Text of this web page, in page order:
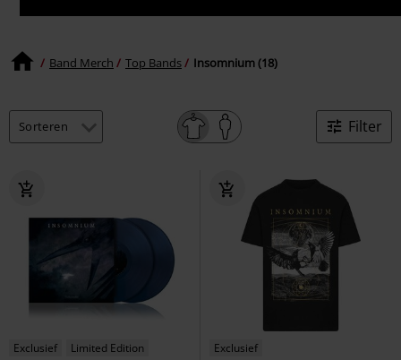
Band Merch Top Bands Insomnium (18)
Filter
Exclusief Limited Edition
Exclusief